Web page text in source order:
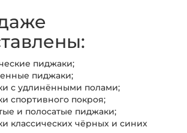
пиджаки;
пиджаки;
с удлинёнными полами;
спортивного покроя;
и полосатые пиджаки;
классических чёрных и синих